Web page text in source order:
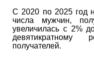
С 2020 по 2025 год
числа мужчин,
увеличилась с 2%
девятикратному
получателей.